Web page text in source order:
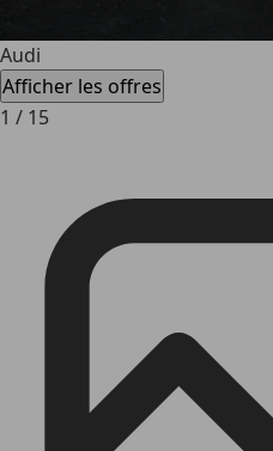
Audi
Afficher les offres
1 / 15